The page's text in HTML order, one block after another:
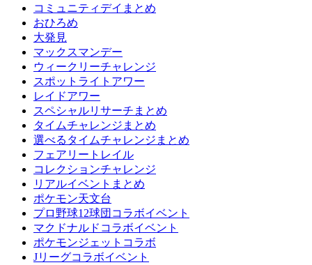
コミュニティデイまとめ
おひろめ
大発見
マックスマンデー
ウィークリーチャレンジ
スポットライトアワー
レイドアワー
スペシャルリサーチまとめ
タイムチャレンジまとめ
選べるタイムチャレンジまとめ
フェアリートレイル
コレクションチャレンジ
リアルイベントまとめ
ポケモン天文台
プロ野球12球団コラボイベント
マクドナルドコラボイベント
ポケモンジェットコラボ
Jリーグコラボイベント